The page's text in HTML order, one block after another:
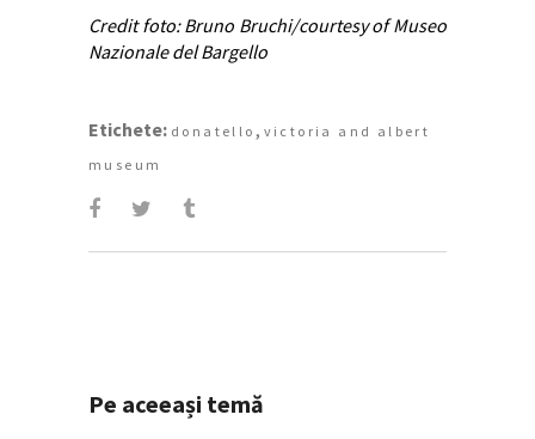
Credit foto: Bruno Bruchi/courtesy of Museo
Nazionale del Bargello
Etichete: donatello , victoria and albert
museum
Pe aceeași temă